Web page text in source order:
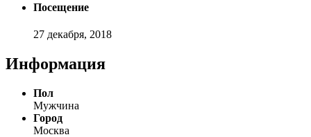
Посещение
27 декабря, 2018
Информация
Пол
Мужчина
Город
Москва